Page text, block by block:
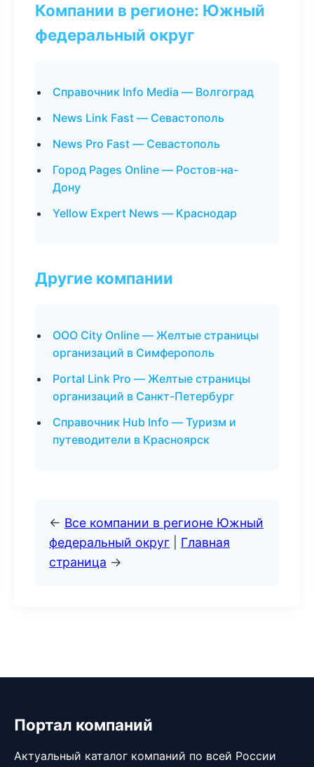
Компании в регионе: Южный
федеральный округ
Справочник Info Media — Волгоград
News Link Fast — Севастополь
News Pro Fast — Севастополь
Город Pages Online — Ростов-на-
Дону
Yellow Expert News — Краснодар
Другие компании
ООО City Online — Желтые страницы
организаций в Симферополь
Portal Link Pro — Желтые страницы
организаций в Санкт-Петербург
Справочник Hub Info — Туризм и
путеводители в Красноярск
← Все компании в регионе Южный
федеральный округ
Главная
страница →
Портал компаний
Актуальный каталог компаний по всей России